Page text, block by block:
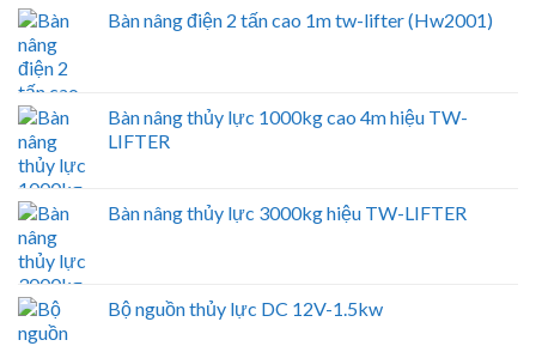
Bàn nâng điện 2 tấn cao 1m tw-lifter (Hw2001)
Bàn nâng thủy lực 1000kg cao 4m hiệu TW-
LIFTER
Bàn nâng thủy lực 3000kg hiệu TW-LIFTER
Bộ nguồn thủy lực DC 12V-1.5kw